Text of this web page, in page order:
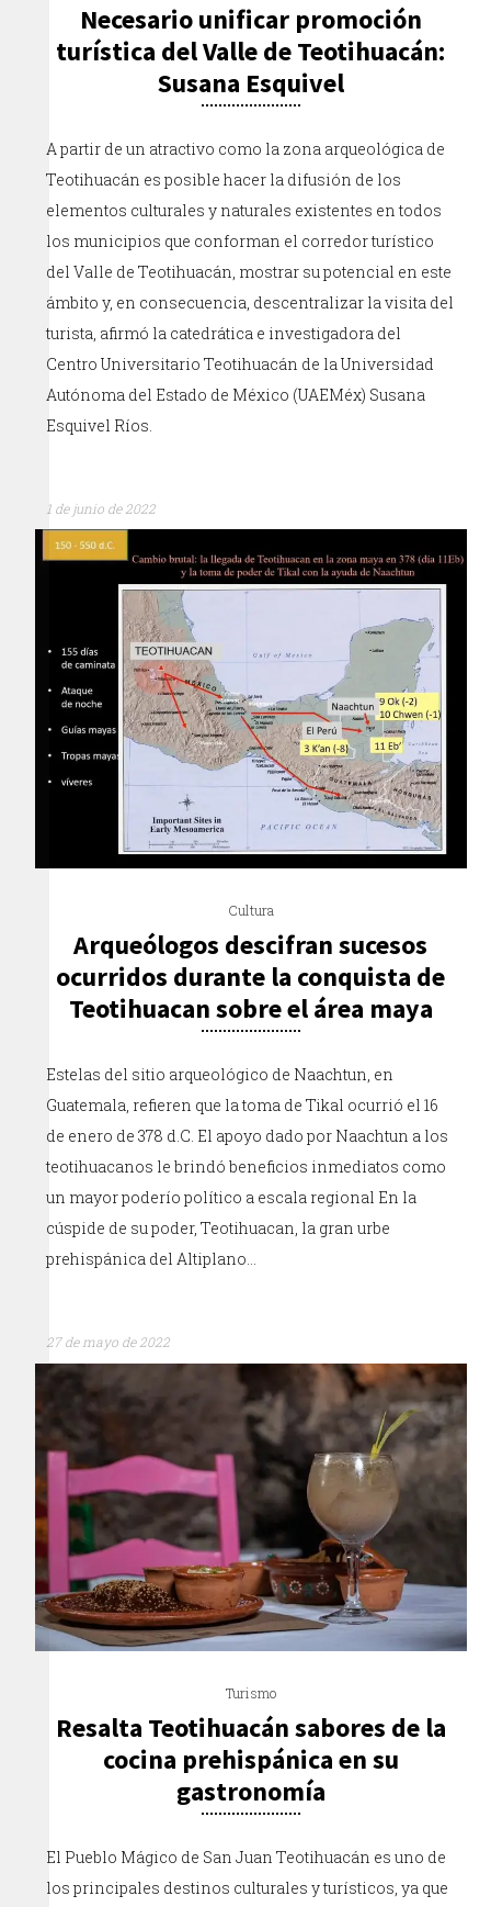
Necesario unificar promoción
turística del Valle de Teotihuacán:
Susana Esquivel
A partir de un atractivo como la zona arqueológica de
Teotihuacán es posible hacer la difusión de los
elementos culturales y naturales existentes en todos
los municipios que conforman el corredor turístico
del Valle de Teotihuacán, mostrar su potencial en este
ámbito y, en consecuencia, descentralizar la visita del
turista, afirmó la catedrática e investigadora del
Centro Universitario Teotihuacán de la Universidad
Autónoma del Estado de México (UAEMéx) Susana
Esquivel Ríos.
1 de junio de 2022
Cultura
Arqueólogos descifran sucesos
ocurridos durante la conquista de
Teotihuacan sobre el área maya
Estelas del sitio arqueológico de Naachtun, en
Guatemala, refieren que la toma de Tikal ocurrió el 16
de enero de 378 d.C. El apoyo dado por Naachtun a los
teotihuacanos le brindó beneficios inmediatos como
un mayor poderío político a escala regional En la
cúspide de su poder, Teotihuacan, la gran urbe
prehispánica del Altiplano…
27 de mayo de 2022
Turismo
Resalta Teotihuacán sabores de la
cocina prehispánica en su
gastronomía
El Pueblo Mágico de San Juan Teotihuacán es uno de
los principales destinos culturales y turísticos, ya que